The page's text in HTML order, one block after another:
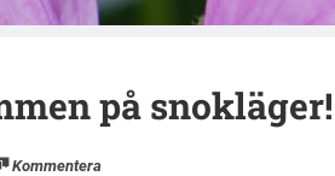
på
Kommentera